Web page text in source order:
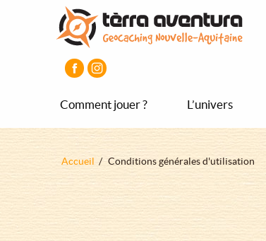
Comment jouer ? L’univers
Fil
Accueil Conditions générales d'utilisation